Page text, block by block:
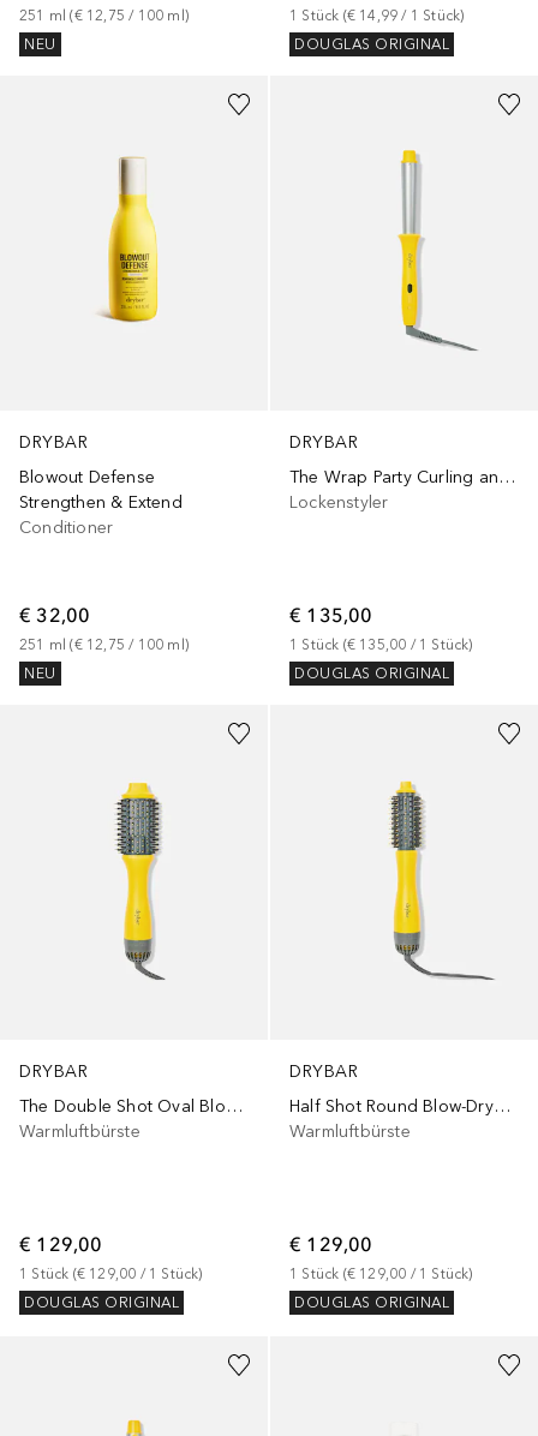
251 ml (€ 12,75 / 100 ml )
NEU
1 Stück (€ 14,99 / 1 Stück)
DOUGLAS ORIGINAL
DRYBAR
Blowout Defense
Strengthen & Extend
Conditioner
€ 32,00
251 ml (€ 12,75 / 100 ml )
NEU
DRYBAR
The Wrap Party Curling and Styling Iron
Lockenstyler
€ 135,00
1 Stück (€ 135,00 / 1 Stück)
DOUGLAS ORIGINAL
DRYBAR
The Double Shot Oval Blow-Dryer Brush
Warmluftbürste
€ 129,00
1 Stück (€ 129,00 / 1 Stück)
DOUGLAS ORIGINAL
DRYBAR
Half Shot Round Blow-Dryer Brush
Warmluftbürste
€ 129,00
1 Stück (€ 129,00 / 1 Stück)
DOUGLAS ORIGINAL